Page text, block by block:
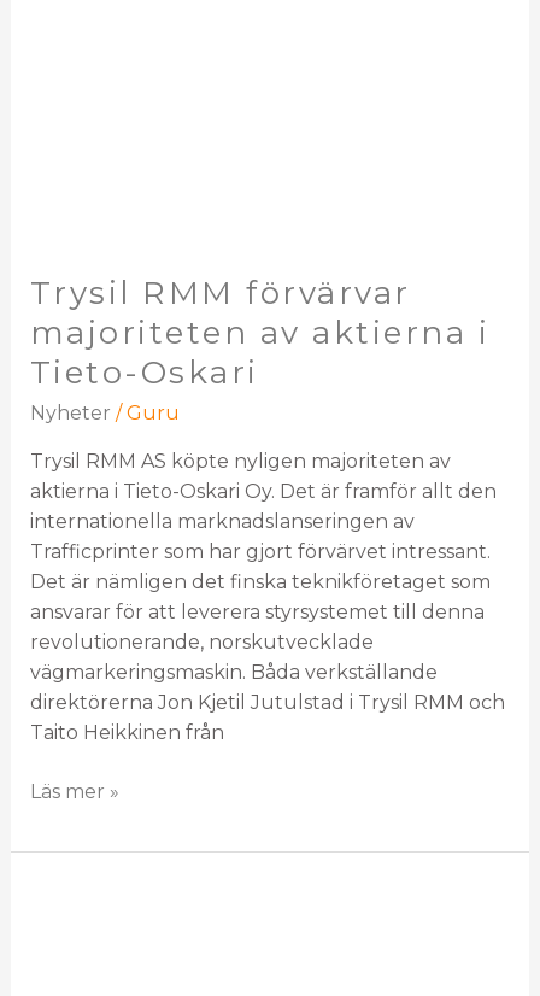
Trysil RMM förvärvar
majoriteten av aktierna i
Tieto-Oskari
Nyheter /Guru
Trysil RMM AS köpte nyligen majoriteten av
aktierna i Tieto-Oskari Oy. Det är framför allt den
internationella marknadslanseringen av
Trafficprinter som har gjort förvärvet intressant.
Det är nämligen det finska teknikföretaget som
ansvarar för att leverera styrsystemet till denna
revolutionerande, norskutvecklade
vägmarkeringsmaskin. Båda verkställande
direktörerna Jon Kjetil Jutulstad i Trysil RMM och
Taito Heikkinen från
Läs mer »